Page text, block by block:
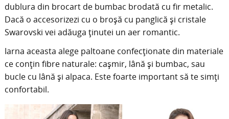
dublura din brocart de bumbac brodată cu fir metalic.
Dacă o accesorizezi cu o broșă cu panglică și cristale
Swarovski vei adăuga ținutei un aer romantic.
Iarna aceasta alege paltoane confecționate din materiale
ce conțin fibre naturale: cașmir, lână și bumbac, sau
bucle cu lână și alpaca. Este foarte important să te simți
confortabil.